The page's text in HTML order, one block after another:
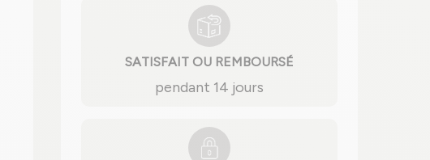
SATISFAIT OU REMBOURSÉ
pendant 14 jours